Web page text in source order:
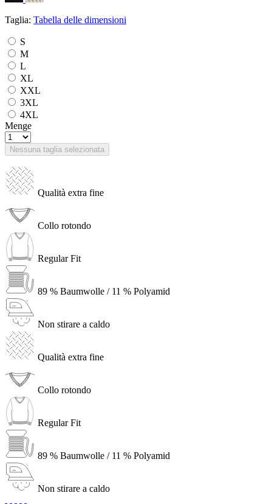
Taglia: Tabella delle dimensioni
S
M
L
XL
XXL
3XL
4XL
Menge
Nessuna taglia selezionata
Qualità extra fine
Collo rotondo
Regular Fit
89 % Baumwolle / 11 % Polyamid
Non stirare a caldo
Qualità extra fine
Collo rotondo
Regular Fit
89 % Baumwolle / 11 % Polyamid
Non stirare a caldo